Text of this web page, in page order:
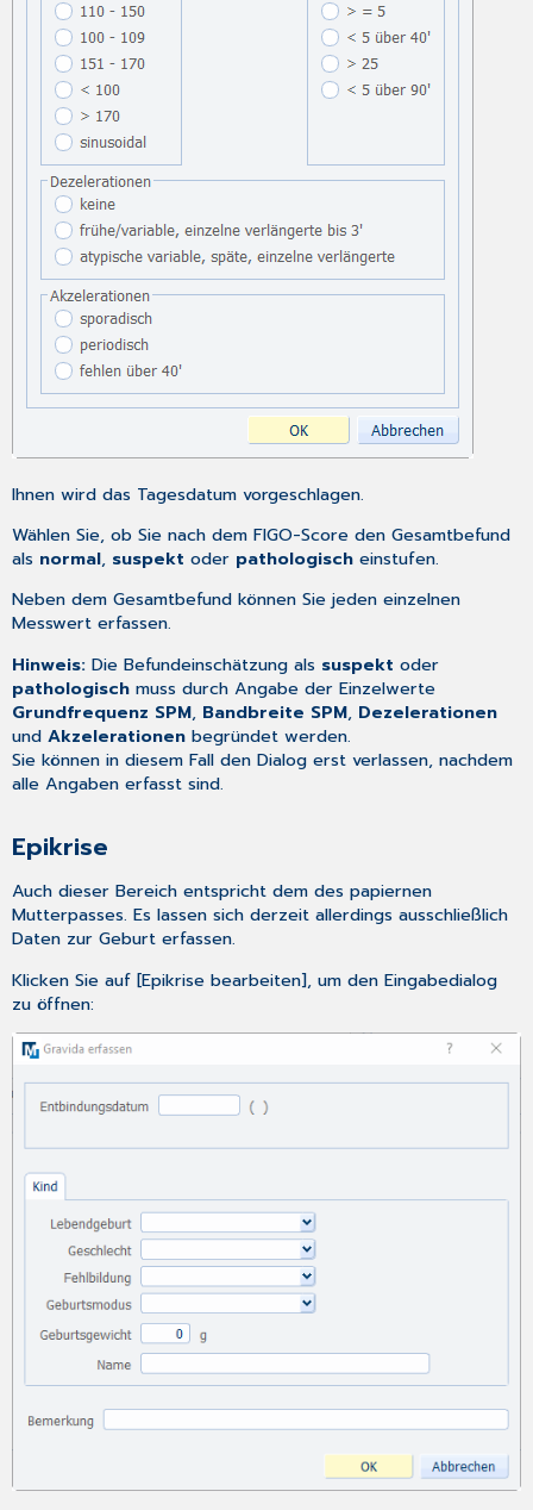
Ihnen wird das Tagesdatum vorgeschlagen.
Wählen Sie, ob Sie nach dem FIGO-Score den Gesamtbefund
als normal, suspekt oder pathologisch einstufen.
Neben dem Gesamtbefund können Sie jeden einzelnen
Messwert erfassen.
Hinweis:Die Befundeinschätzung als suspekt oder
pathologisch muss durch Angabe der Einzelwerte
Grundfrequenz SPM, Bandbreite SPM, Dezelerationen
undAkzelerationen begründet werden.
Sie können in diesem Fall den Dialog erst verlassen, nachdem
alle Angaben erfasst sind.
Epikrise
Auch dieser Bereich entspricht dem des papiernen
Mutterpasses. Es lassen sich derzeit allerdings ausschließlich
Daten zur Geburt erfassen.
Klicken Sie auf [Epikrise bearbeiten], um den Eingabedialog
zu öffnen: